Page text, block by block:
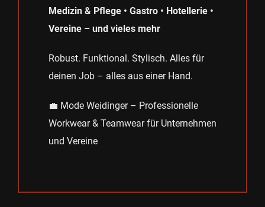
Medizin & Pflege • Gastro • Hotellerie •
Vereine – und vieles mehr
Robust. Funktional. Stylisch. Alles für
deinen Job – alles aus einer Hand.
💼 Mode Weidinger – Professionelle
Workwear & Teamwear für Unternehmen
und Vereine